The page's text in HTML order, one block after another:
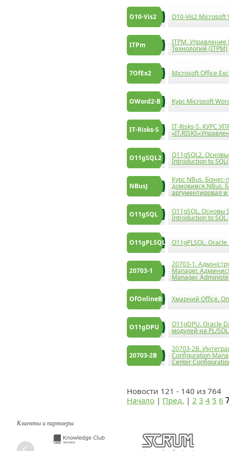
O10-Vis2 O10-Vis2 Microsoft
ITPm ITPM.
Технологий (ITPM)
7OfEx2 Microsoft Office
OWord2-B Курс Microsoft
IT-Risks-S IT-Risks-S. КУРС
O11gSQL2 O11gSQL2.
Introduction to
NBusJ
Курс NBus.
домовився.NBus.
аргументировал и
O11gSQL O11gSQL. Основы
Introduction to SQL.
O11gPLSQL O11gPLSQL.
20703-1
20703-1.
Manager.
Manager.
OfOnlineB Хмарний Office.
O11gDPU O11gDPU. Oracle
модулей на PL/SQL
20703-2B
20703-2B.
Configuration
Center
Новости 121 - 140 из 764
Начало | Пред. | 2 3 4 5 6
Клиенты и партнеры